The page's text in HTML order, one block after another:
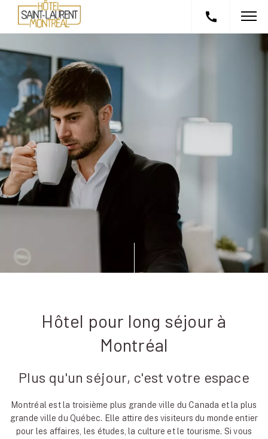
Hôtel pour long séjour à
Montréal
Plus qu'un séjour, c'est votre espace
Montréal est la troisième plus grande ville du Canada et la plus
grande ville du Québec. Elle attire des visiteurs du monde entier
pour les affaires, les études, la culture et le tourisme. Si vous